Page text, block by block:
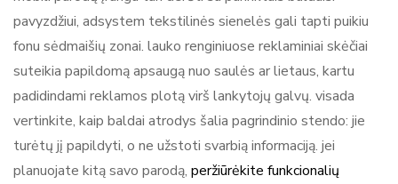
pavyzdžiui, adsystem tekstilinės sienelės gali tapti puikiu
fonu sėdmaišių zonai. lauko renginiuose reklaminiai skėčiai
suteikia papildomą apsaugą nuo saulės ar lietaus, kartu
padidindami reklamos plotą virš lankytojų galvų. visada
vertinkite, kaip baldai atrodys šalia pagrindinio stendo: jie
turėtų jį papildyti, o ne užstoti svarbią informaciją. jei
planuojate kitą savo parodą, peržiūrėkite funkcionalių